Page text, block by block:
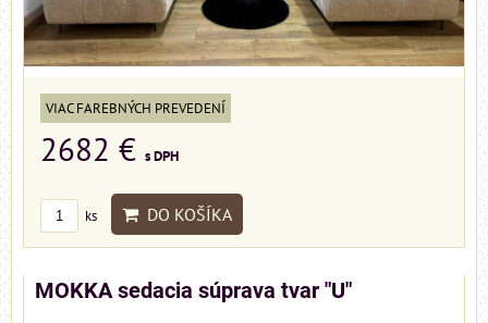
VIAC FAREBNÝCH PREVEDENÍ
2682 € s DPH
ks DO KOŠÍKA
MOKKA sedacia súprava tvar "U"